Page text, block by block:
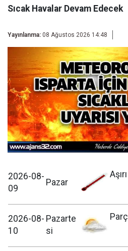
Sıcak Havalar Devam Edecek
Yayınlanma: 08 Ağustos 2026 14:48
2026-08-
09
Pazar
2026-08-
10
Pazarte
si